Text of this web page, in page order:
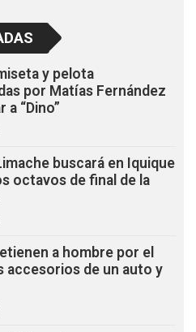
y pelota
por Matías Fernández
a “Dino”
buscará en Iquique
octavos de final de la
a hombre por el
accesorios de un auto y